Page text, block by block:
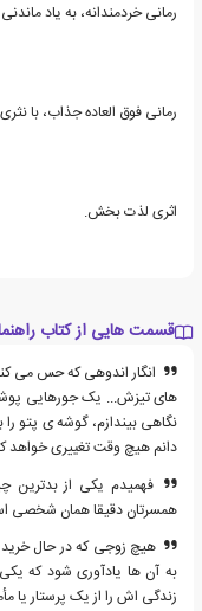
رمانی خردمندانه، به یاد
رمانی فوق العاده جذاب، با
اثری لذت بخش.
قسمت هایی از کتاب
انگار اندوهی که حس می
های تیزش... یک جورهایی
نگاهی بیندازم، گوشه ی پتو
دانم هیچ وقت تغییری خواهد
فهمیدم یکی از بدترین
همسرتان دقیقا همان شخصی
هیچ زوجی که در حال
به آن ها یادآوری شود که
زندگی اش را از یک پرستار یا